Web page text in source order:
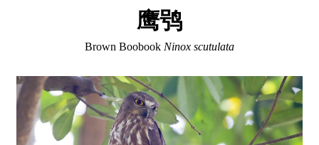
鹰鸮
Brown Boobook Ninox scutulata